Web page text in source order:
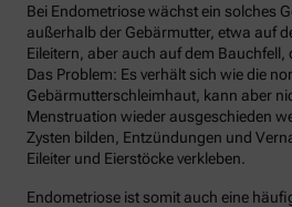
Bei Endometriose wächst ein solches
außerhalb der Gebärmutter, etwa auf
Eileitern, aber auch auf dem Bauchfell,
Das Problem: Es verhält sich wie die
Gebärmutterschleimhaut, kann aber
Menstruation wieder ausgeschieden
Zysten bilden, Entzündungen und
Eileiter und Eierstöcke verkleben.
Endometriose ist somit auch eine